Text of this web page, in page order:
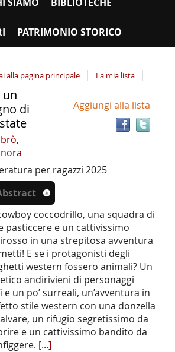
PATRIMONIO STORICO
alla pagina principale La mia lista
Aggiungi alla lista
un
di
per ragazzi 2025
coccodrillo, una squadra di
pasticcere e un cattivissimo
in una strepitosa avventura
E se i protagonisti degli
western fossero animali? Un
andirivieni di personaggi
e un po’ surreali, un’avventura in
stile western con una donzella
un rifugio segretissimo da
e un cattivissimo bandito da
[...]